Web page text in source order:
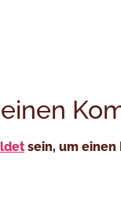
sein, um einen